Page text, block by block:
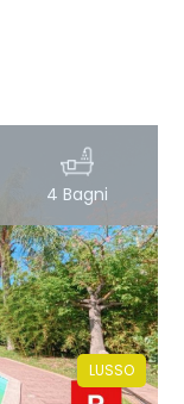
4 Bagni
LUSSO